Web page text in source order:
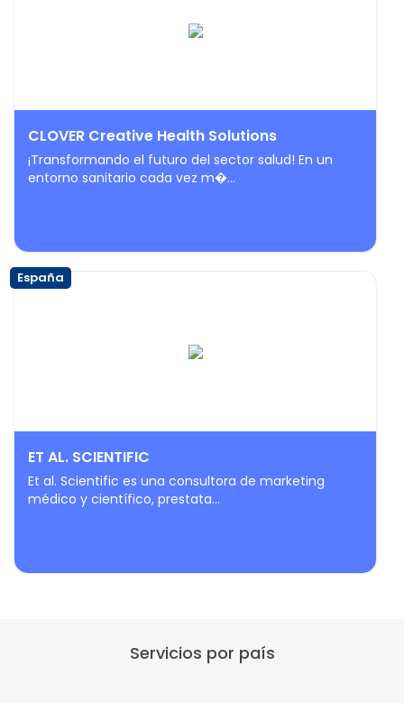
CLOVER Creative Health Solutions
¡Transformando el futuro del sector salud! En un
entorno sanitario cada vez m�...
España
ET AL. SCIENTIFIC
Et al. Scientific es una consultora de marketing
médico y científico, prestata...
Servicios por país